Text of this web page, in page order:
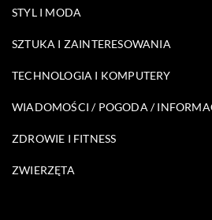
STYL I MODA
SZTUKA I ZAINTERESOWANIA
TECHNOLOGIA I KOMPUTERY
WIADOMOŚCI / POGODA /
ZDROWIE I FITNESS
ZWIERZĘTA